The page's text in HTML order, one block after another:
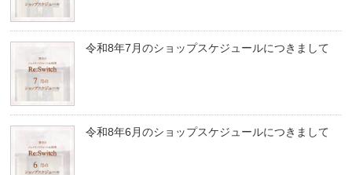
令和8年7月のショップスケジュールにつきまして
令和8年6月のショップスケジュールにつきまして